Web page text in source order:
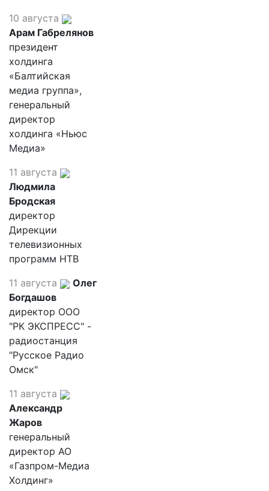
10 августа
Арам Габрелянов
президент
холдинга
«Балтийская
медиа группа»,
генеральный
директор
холдинга «Ньюс
Медиа»
11 августа
Людмила
Бродская
директор
Дирекции
телевизионных
программ НТВ
11 августа
Олег
Богдашов
директор ООО
"РК ЭКСПРЕСС" -
радиостанция
"Русское Радио
Омск"
11 августа
Александр
Жаров
генеральный
директор АО
«Газпром-Медиа
Холдинг»